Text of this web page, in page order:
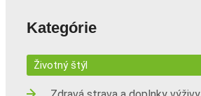
Kategórie
Životný štýl